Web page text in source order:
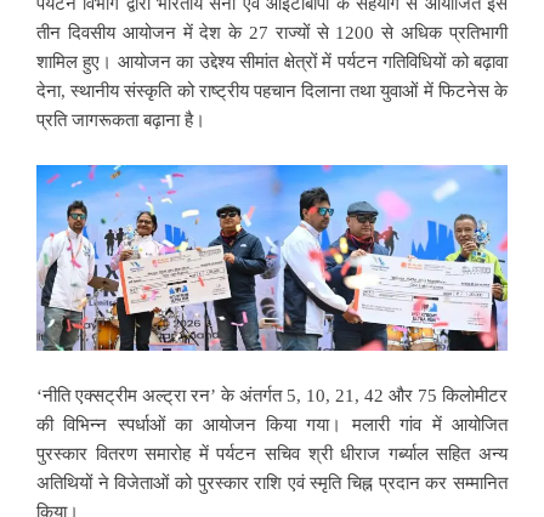
तीन दिवसीय आयोजन में देश के 27 राज्यों से 1200 से अधिक प्रतिभागी
शामिल हुए। आयोजन का उद्देश्य सीमांत क्षेत्रों में पर्यटन गतिविधियों को बढ़ावा
देना, स्थानीय संस्कृति को राष्ट्रीय पहचान दिलाना तथा युवाओं में फिटनेस के
प्रति जागरूकता बढ़ाना है।
‘नीति एक्सट्रीम अल्ट्रा रन’ के अंतर्गत 5, 10, 21, 42 और 75 किलोमीटर
की विभिन्न स्पर्धाओं का आयोजन किया गया। मलारी गांव में आयोजित
पुरस्कार वितरण समारोह में पर्यटन सचिव श्री धीराज गर्ब्याल सहित अन्य
अतिथियों ने विजेताओं को पुरस्कार राशि एवं स्मृति चिह्न प्रदान कर सम्मानित
किया।